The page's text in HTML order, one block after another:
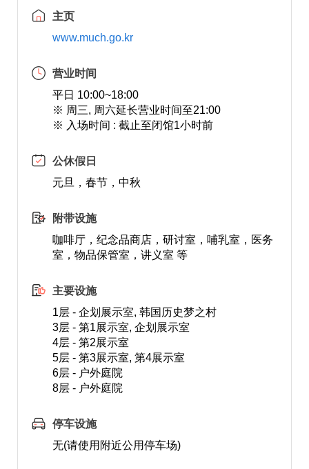
主页
www.much.go.kr
营业时间
平日 10:00~18:00
※ 周三, 周六延长营业时间至21:00
※ 入场时间 : 截止至闭馆1小时前
公休假日
元旦，春节，中秋
附带设施
咖啡厅，纪念品商店，研讨室，哺乳室，医务
室，物品保管室，讲义室 等
主要设施
1层 - 企划展示室, 韩国历史梦之村
3层 - 第1展示室, 企划展示室
4层 - 第2展示室
5层 - 第3展示室, 第4展示室
6层 - 户外庭院
8层 - 户外庭院
停车设施
无(请使用附近公用停车场)